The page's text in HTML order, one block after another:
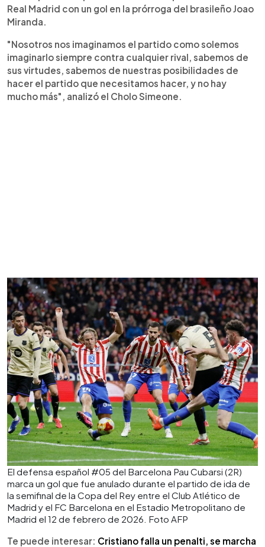
Real Madrid con un gol en la prórroga del brasileño Joao
Miranda.
"Nosotros nos imaginamos el partido como solemos
imaginarlo siempre contra cualquier rival, sabemos de
sus virtudes, sabemos de nuestras posibilidades de
hacer el partido que necesitamos hacer, y no hay
mucho más", analizó el Cholo Simeone.
El defensa español #05 del Barcelona Pau Cubarsi (2R)
marca un gol que fue anulado durante el partido de ida de
la semifinal de la Copa del Rey entre el Club Atlético de
Madrid y el FC Barcelona en el Estadio Metropolitano de
Madrid el 12 de febrero de 2026. Foto AFP
Te puede interesar: Cristiano falla un penalti, se marcha